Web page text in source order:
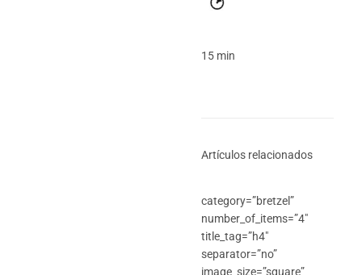
15 min
Artículos relacionados
category=”bretzel”
number_of_items=”4″
title_tag=”h4″
separator=”no”
image_size=”square”